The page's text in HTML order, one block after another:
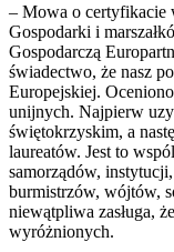
– Mowa o certyfikacie
Gospodarki i
Gospodarczą
świadectwo, że nasz
Europejskiej.
unijnych. Najpierw
świętokrzyskim, a
laureatów. Jest to
samorządów,
burmistrzów, wójtów,
niewątpliwa zasługa,
wyróżnionych.